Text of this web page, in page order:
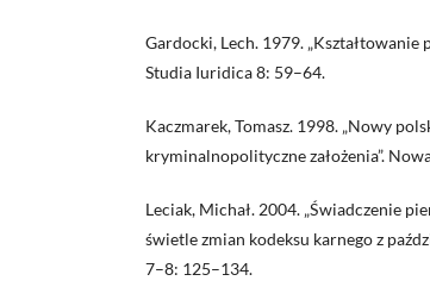
Gardocki, Lech. 1979.
Studia Iuridica 8: 59–64.
Kaczmarek, Tomasz. 1998. „Nowy
kryminalnopolityczne założenia”.
Leciak, Michał. 2004. „Świadczenie
świetle zmian kodeksu karnego z
7–8: 125–134.